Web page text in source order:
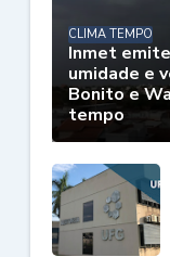
CLIMA TEMPO
Inmet
umidade e
Bonito e
tempo